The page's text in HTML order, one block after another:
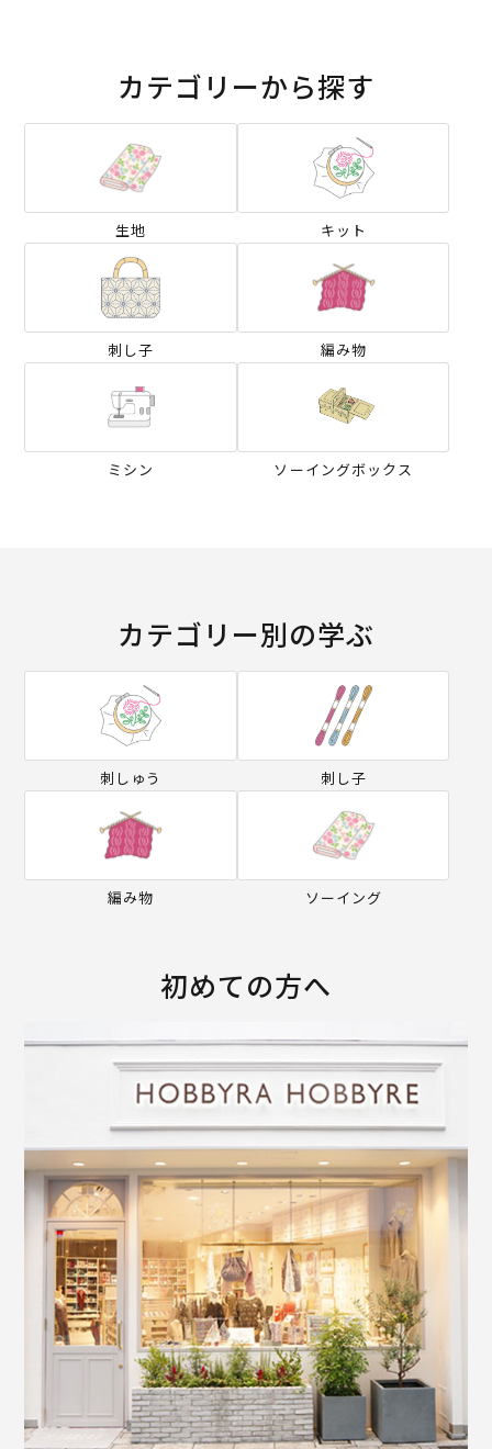
カテゴリーから探す
生地 キット
刺し子 編み物
ミシン ソーイングボックス
カテゴリー別の学ぶ
刺しゅう 刺し子
編み物 ソーイング
初めての方へ